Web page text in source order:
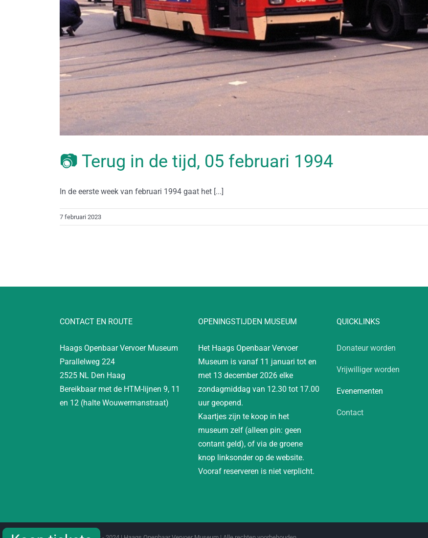
📷 Terug in de tijd, 05 februari 1994
In de eerste week van februari 1994 gaat het [...]
7 februari 2023
CONTACT EN ROUTE
Haags Openbaar Vervoer Museum
Parallelweg 224
2525 NL Den Haag
Bereikbaar met de HTM-lijnen 9, 11
en 12 (halte Wouwermanstraat)
OPENINGSTIJDEN MUSEUM
Het Haags Openbaar Vervoer
Museum is vanaf 11 januari tot en
met 13 december 2026 elke
zondagmiddag van 12.30 tot 17.00
uur geopend.
Kaartjes zijn te koop in het
museum zelf (alleen pin: geen
contant geld), of via de groene
knop linksonder op de website.
Vooraf reserveren is niet verplicht.
QUICKLINKS
Donateur worden
Vrijwilliger worden
Evenementen
Contact